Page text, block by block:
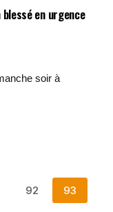
en urgence
soir à
92
93